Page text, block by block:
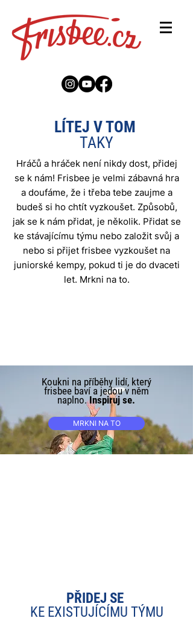
LÍTEJ V TOM
TAKY
Hráčů a hráček není nikdy dost, přidej
se k nám! Frisbee je velmi zábavná hra
a doufáme, že i třeba tebe zaujme a
budeš si ho chtít vyzkoušet. Způsobů,
jak se k nám přidat, je několik. Přidat se
ke stávajícímu týmu nebo založit svůj a
nebo si přijet frisbee vyzkoušet na
juniorské kempy, pokud ti je do dvaceti
let. Mrkni na to.
Koukni na příběhy lidí, který
frisbee baví a jedou v něm
naplno.Inspiruj se.
MRKNI NA TO
PŘIDEJ SE
KE EXISTUJÍCÍMU TÝMU